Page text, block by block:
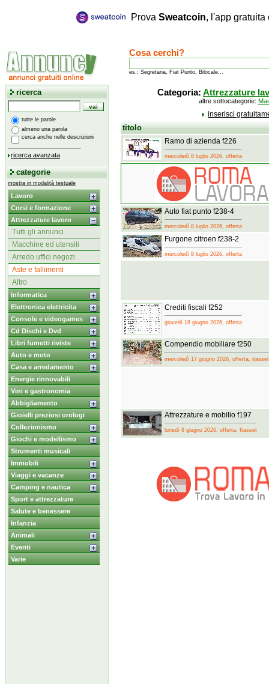
Prova Sweatcoin, l'app
Cosa cerchi?
es.: Segretaria, Fiat Punto, Bilocale...
ricerca
tutte le parole
almeno una parola
cerca anche nelle descrizioni
ricerca avanzata
categorie
mostra in modalità testuale
Lavoro
Corsi e formazione
Attrezzature lavoro
Tutti gli annunci
Macchine ed utensili
Arredo uffici negozi
Aste e fallimenti
Altro
Informatica
Elettronica elettricita
Console e videogames
Cd Dischi e Dvd
Libri fumetti riviste
Auto e moto
Casa e arredamento
Energie rinnovabili
Vini e gastronomia
Abbigliamento
Gioielli preziosi orologi
Collezionismo
Giochi e modellismo
Strumenti musicali
Immobili
Viaggi e vacanze
Camping e nautica
Sport e attrezzature
Salute e benessere
Infanzia
Animali
Eventi
Varie
Categoria: Attrezzature
altre sottocategorie:
inserisci
titolo
Ramo di azienda f226
mercoledì 8 luglio 2026, offerta
Auto fiat punto f238-4
mercoledì 8 luglio 2026, offerta
Furgone citroen f238-2
mercoledì 8 luglio 2026, offerta
Crediti fiscali f252
giovedì 18 giugno 2026, offerta
Compendio mobiliare f250
mercoledì 17 giugno 2026, offerta, itasset
Attrezzature e mobilio f197
lunedì 8 giugno 2026, offerta, Itasset